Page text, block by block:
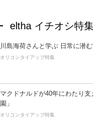
eltha イチオシ特集
川島海荷さんと学ぶ 日常に潜
オリコンタイアップ特集
マクドナルドが40年にわたり
園」
オリコンタイアップ特集